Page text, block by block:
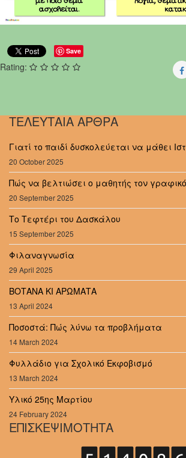
Save
Rating:
ΤΕΛΕΥΤΑΙΑ ΑΡΘΡΑ
Γιατί το παιδί δυσκολεύεται να μάθει
20 October 2025
Πώς να βελτιώσει ο μαθητής τον
20 September 2025
Το Τεφτέρι του Δασκάλου
15 September 2025
Φιλαναγνωσία
29 April 2025
ΒΟΤΑΝΑ ΚΙ ΑΡΩΜΑΤΑ
13 April 2024
Ποσοστά: Πώς λύνω τα προβλήματα
14 March 2024
Φυλλάδιο για Σχολικό Εκφοβισμό
13 March 2024
Υλικό 25ης Μαρτίου
24 February 2024
ΕΠΙΣΚΕΨΙΜΟΤΗΤΑ